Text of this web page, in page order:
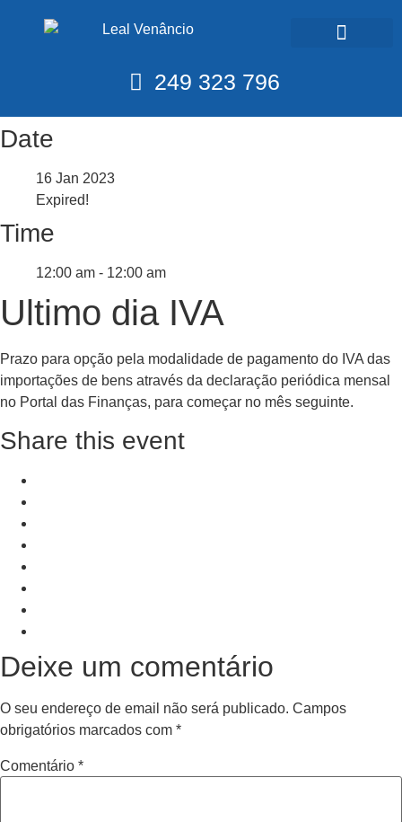
249 323 796
Date
16 Jan 2023
Expired!
Time
12:00 am - 12:00 am
Ultimo dia IVA
Prazo para opção pela modalidade de pagamento do IVA das
importações de bens através da declaração periódica mensal
no Portal das Finanças, para começar no mês seguinte.
Share this event
Deixe um comentário
O seu endereço de email não será publicado. Campos
obrigatórios marcados com *
Comentário *